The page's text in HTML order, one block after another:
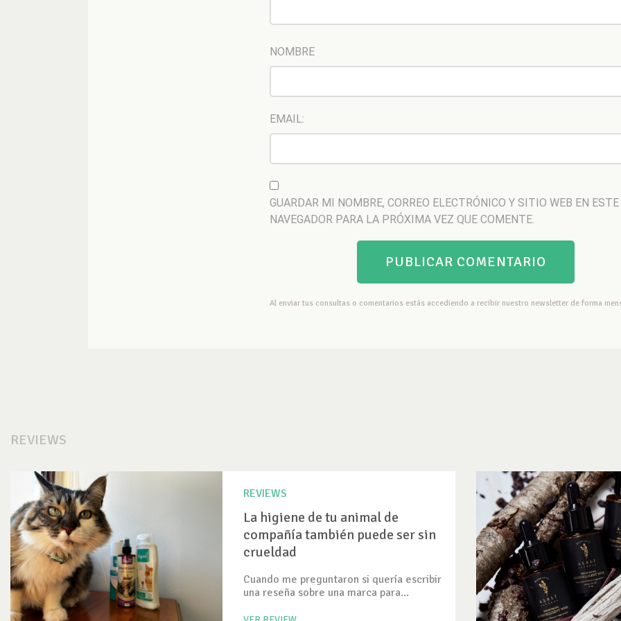
NOMBRE
EMAIL:
GUARDAR MI NOMBRE, CORREO ELECTRÓNICO Y SITIO WEB EN ESTE
NAVEGADOR PARA LA PRÓXIMA VEZ QUE COMENTE.
Al enviar tus consultas o comentarios estás accediendo a recibir nuestro newsletter de forma
REVIEWS
REVIEWS
La higiene de tu animal de
compañía también puede ser sin
crueldad
Cuando me preguntaron si quería escribir
una reseña sobre una marca para...